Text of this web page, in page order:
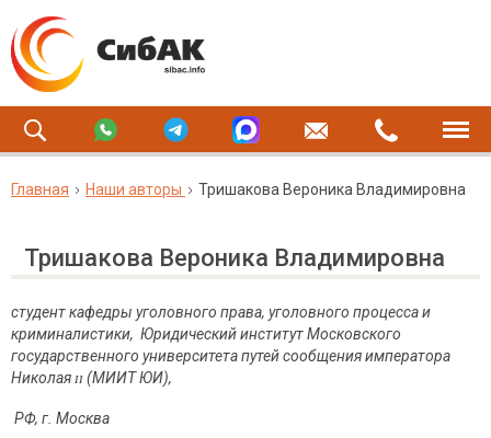
Главная Наши авторы Тришакова Вероника Владимировна
Тришакова Вероника Владимировна
студент кафедры уголовного права, уголовного процесса и
криминалистики, Юридический институт Московского
государственного университета путей сообщения императора
Николая ɪɪ(МИИТ ЮИ),
РФ, г. Москва